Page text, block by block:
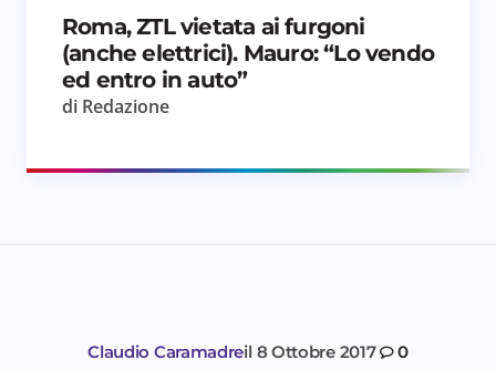
Roma, ZTL vietata ai furgoni
(anche elettrici). Mauro: “Lo vendo
ed entro in auto”
di Redazione
Claudio Caramadreil 8 Ottobre 2017 0